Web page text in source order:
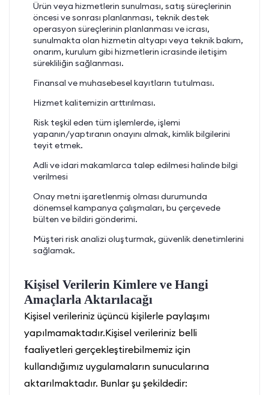
Ürün veya hizmetlerin sunulması, satış süreçlerinin
öncesi ve sonrası planlanması, teknik destek
operasyon süreçlerinin planlanması ve icrası,
sunulmakta olan hizmetin altyapı veya teknik bakım,
onarım, kurulum gibi hizmetlerin icrasinde iletişim
sürekliliğin sağlanması.
Finansal ve muhasebesel kayıtların tutulması.
Hizmet kalitemizin arttırılması.
Risk teşkil eden tüm işlemlerde, işlemi
yapanın/yaptıranın onayını almak, kimlik bilgilerini
teyit etmek.
Adli ve idari makamlarca talep edilmesi halinde bilgi
verilmesi
Onay metni işaretlenmiş olması durumunda
dönemsel kampanya çalışmaları, bu çerçevede
bülten ve bildiri gönderimi.
Müşteri risk analizi oluşturmak, güvenlik denetimlerini
sağlamak.
Kişisel Verilerin Kimlere ve Hangi
Amaçlarla Aktarılacağı
Kişisel verileriniz üçüncü kişilerle paylaşımı
yapılmamaktadır.Kişisel verileriniz belli
faaliyetleri gerçekleştirebilmemiz için
kullandığımız uygulamaların sunucularına
aktarılmaktadır. Bunlar şu şekildedir: